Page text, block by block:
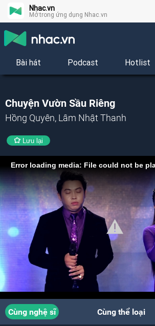
Nhac.vn
Mở trong ứng dụng Nhac.vn
Bài hát Podcast Hotlist
Chuyện Vườn Sầu Riêng
Hồng Quyên, Lâm Nhật Thanh
Lưu lại
Error loading media: File could not be
Cùng nghệ sĩ Cùng thể loại